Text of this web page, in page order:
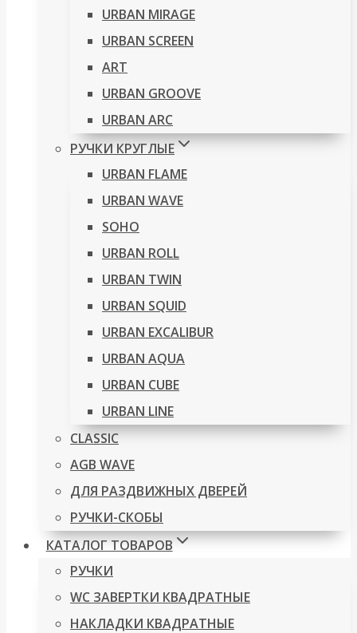
URBAN MIRAGE
URBAN SCREEN
ART
URBAN GROOVE
URBAN ARC
РУЧКИ КРУГЛЫЕ
URBAN FLAME
URBAN WAVE
SOHO
URBAN ROLL
URBAN TWIN
URBAN SQUID
URBAN EXCALIBUR
URBAN AQUA
URBAN CUBE
URBAN LINE
CLASSIC
AGB WAVE
ДЛЯ РАЗДВИЖНЫХ ДВЕРЕЙ
РУЧКИ-СКОБЫ
КАТАЛОГ ТОВАРОВ
РУЧКИ
WC ЗАВЕРТКИ КВАДРАТНЫЕ
НАКЛАДКИ КВАДРАТНЫЕ